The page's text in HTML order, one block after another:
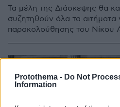
Protothema - Do Not
Information
Τα μέλη της Διάσκεψης θα
συζητηθούν όλα τα αιτήματα
παρακολούθησης του Νίκου